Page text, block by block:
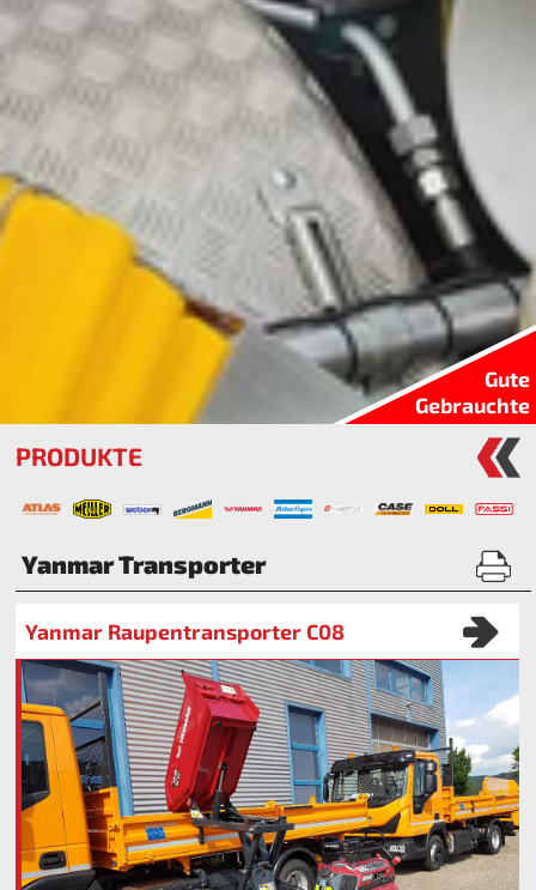
Gute
Gebrauchte
PRODUKTE
Yanmar Transporter
Yanmar Raupentransporter C08